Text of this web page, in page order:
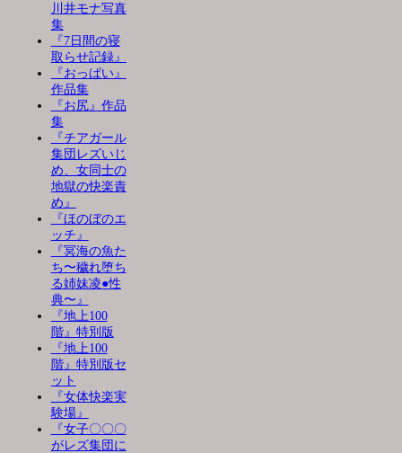
川井モナ写真
集
『7日間の寝
取らせ記録』
『おっぱい』
作品集
『お尻』作品
集
『チアガール
集団レズいじ
め、女同士の
地獄の快楽責
め』
『ほのぼのエ
ッチ』
『冥海の魚た
ち〜穢れ堕ち
る姉妹凌●性
典〜』
『地上100
階』特別版
『地上100
階』特別版セ
ット
『女体快楽実
験場』
『女子〇〇〇
がレズ集団に